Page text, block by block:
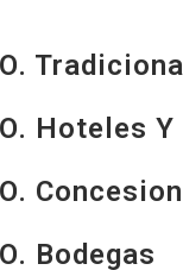
Hoteles
Bodegas